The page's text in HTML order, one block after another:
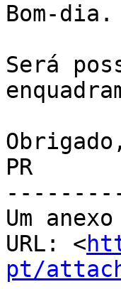
Bom-dia.
Será
Obrigado,
PR
Um
URL: <
pt/